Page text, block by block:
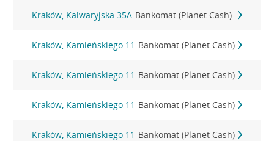
Kraków, Kalwaryjska 35A Bankomat (Planet Cash)
Kraków, Kamieńskiego 11 Bankomat (Planet Cash)
Kraków, Kamieńskiego 11 Bankomat (Planet Cash)
Kraków, Kamieńskiego 11 Bankomat (Planet Cash)
Kraków, Kamieńskiego 11 Bankomat (Planet Cash)